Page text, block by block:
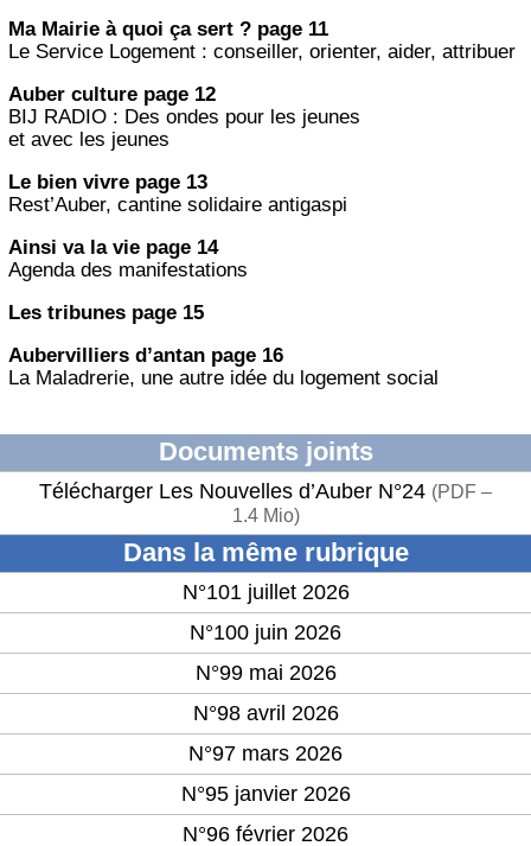
Ma Mairie à quoi ça sert ? page 11
Le Service Logement : conseiller, orienter, aider, attribuer
Auber culture page 12
BIJ RADIO : Des ondes pour les jeunes
et avec les jeunes
Le bien vivre page 13
Rest’Auber, cantine solidaire antigaspi
Ainsi va la vie page 14
Agenda des manifestations
Les tribunes page 15
Aubervilliers d’antan page 16
La Maladrerie, une autre idée du logement social
Documents joints
Télécharger Les Nouvelles d’Auber N°24 (PDF –
1.4 Mio)
Dans la même rubrique
N°101 juillet 2026
N°100 juin 2026
N°99 mai 2026
N°98 avril 2026
N°97 mars 2026
N°95 janvier 2026
N°96 février 2026